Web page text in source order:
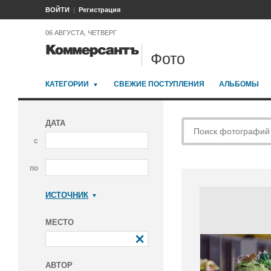
ВОЙТИ Регистрация
06 АВГУСТА, ЧЕТВЕРГ
Фото
КАТЕГОРИИ СВЕЖИЕ ПОСТУПЛЕНИЯ АЛЬБОМЫ
ДАТА
с
по
ИСТОЧНИК
МЕСТО
АВТОР